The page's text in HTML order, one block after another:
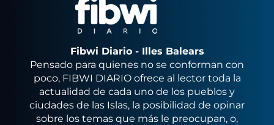
Fibwi Diario - Illes Balears
Pensado para quienes no se conforman con
poco, FIBWI DIARIO ofrece al lector toda la
actualidad de cada uno de los pueblos y
ciudades de las Islas, la posibilidad de opinar
sobre los temas que más le preocupan, o,